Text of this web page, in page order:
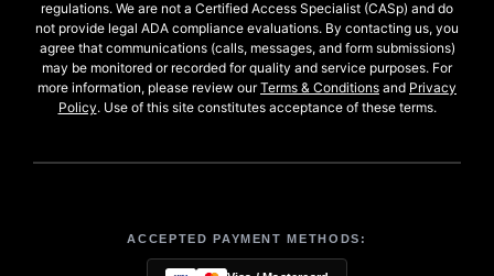
regulations. We are not a Certified Access Specialist (CASp) and do
not provide legal ADA compliance evaluations. By contacting us, you
agree that communications (calls, messages, and form submissions)
may be monitored or recorded for quality and service purposes. For
more information, please review ourTerms & Conditions and Privacy
Policy. Use of this site constitutes acceptance of these terms.
ACCEPTED PAYMENT METHODS: